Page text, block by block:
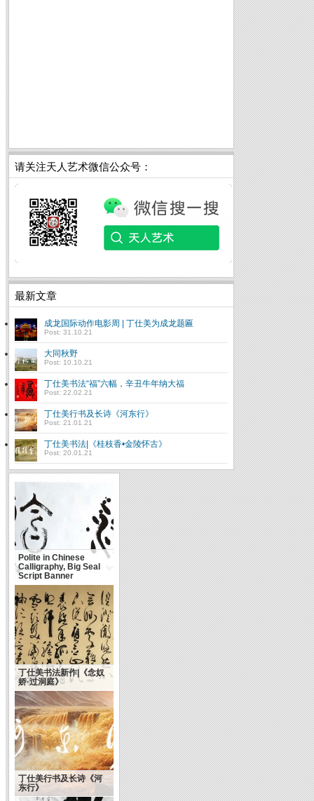
请关注天人艺术微信公众号：
最新文章
成龙国际动作电影周 | 丁仕美为成龙题匾
Post: 31.10.21
大同秋野
Post: 10.10.21
丁仕美书法“福”六幅，辛丑牛年纳大福
Post: 22.02.21
丁仕美行书及长诗《河东行》
Post: 21.01.21
丁仕美书法|《桂枝香•金陵怀古》
Post: 20.01.21
Polite in Chinese
Calligraphy, Big Seal
Script Banner
丁仕美书法新作|《念奴
娇·过洞庭》
丁仕美行书及长诗《河
东行》